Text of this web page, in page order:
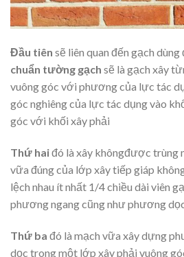
Đầu tiên sẽ liên quan đến gạch
chuẩn tường gạch sẽ là gạch xây
vuông góc với phương của lực tác
góc nghiêng của lực tác dụng vào
góc với khối xây phải
Thứ haiđó là xây khôngđược trùng
vữa đúng của lớp xây tiếp giáp
lệch nhau ít nhất 1/4 chiều dài viên
phương ngang cũng như phương
Thứ ba đó là mạch vữa xây dựng
dọc trong một lớp xây phải vuông